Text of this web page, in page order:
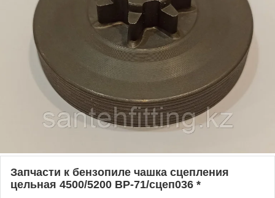
Запчасти к бензопиле чашка сцепления
цельная 4500/5200 ВР-71/сцеп036 *